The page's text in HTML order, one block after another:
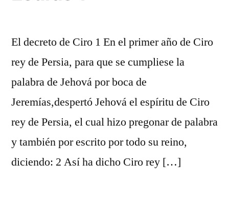
El decreto de Ciro 1 En el primer año de Ciro
rey de Persia, para que se cumpliese la
palabra de Jehová por boca de
Jeremías,despertó Jehová el espíritu de Ciro
rey de Persia, el cual hizo pregonar de palabra
y también por escrito por todo su reino,
diciendo: 2 Así ha dicho Ciro rey […]